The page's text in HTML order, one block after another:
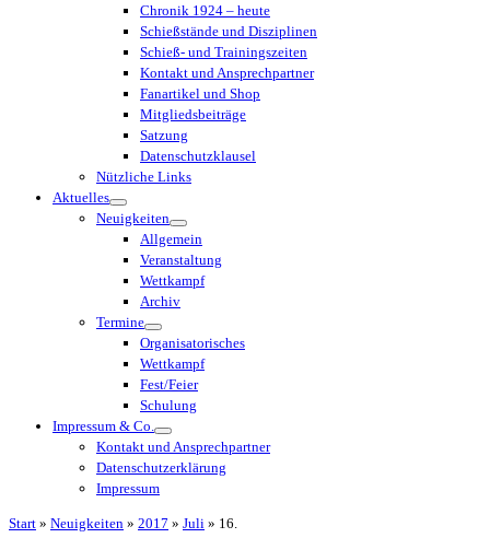
Chronik 1924 – heute
Schießstände und Disziplinen
Schieß- und Trainingszeiten
Kontakt und Ansprechpartner
Fanartikel und Shop
Mitgliedsbeiträge
Satzung
Datenschutzklausel
Nützliche Links
Aktuelles
Neuigkeiten
Allgemein
Veranstaltung
Wettkampf
Archiv
Termine
Organisatorisches
Wettkampf
Fest/Feier
Schulung
Impressum & Co.
Kontakt und Ansprechpartner
Datenschutzerklärung
Impressum
Start » Neuigkeiten » 2017 » Juli » 16.